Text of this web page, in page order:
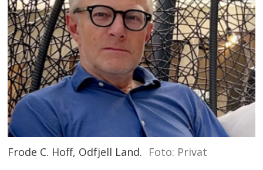
Frode C. Hoff, Odfjell Land. Foto: Privat